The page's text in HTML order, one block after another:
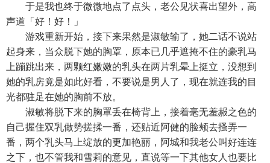
于是我也终于微微地点了点头，老公见状喜出望外，高
声道「好！好！」
游戏重新开始，接下来果然是淑敏输了，她二话不说站
起身来，当众脱下她的胸罩，原本已几乎遮掩不住的豪乳马
上蹦跳出来，两颗红嫩嫩的乳头在两片乳晕上挺立，没想到
她的乳房竟是如此好看，不要说是男人了，现在就连我的目
光都驻足在她的胸前不放。
淑敏将脱下来的胸罩丢在椅背上，接着毫无羞赧之色的
自己握住双乳做势搓揉一番，还贴近阿健的脸颊去搔弄一
番，两个乳头马上绽放的更加艳丽，阿城和我老公叫好连连
之下，也不管我和雪莉的意见，直说等一下其他女人也要比